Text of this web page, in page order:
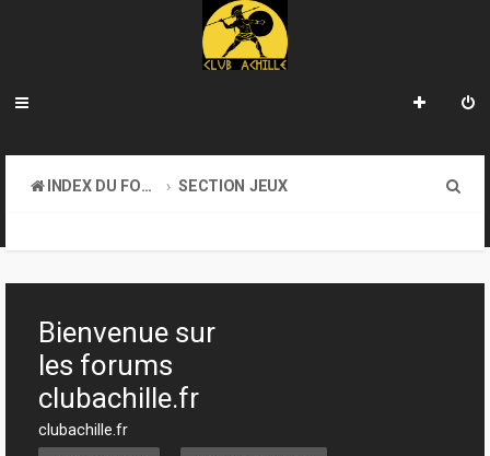
INDEX DU FORUM
SECTION JEUX
h
Bienvenue sur
les forums
clubachille.fr
clubachille.fr